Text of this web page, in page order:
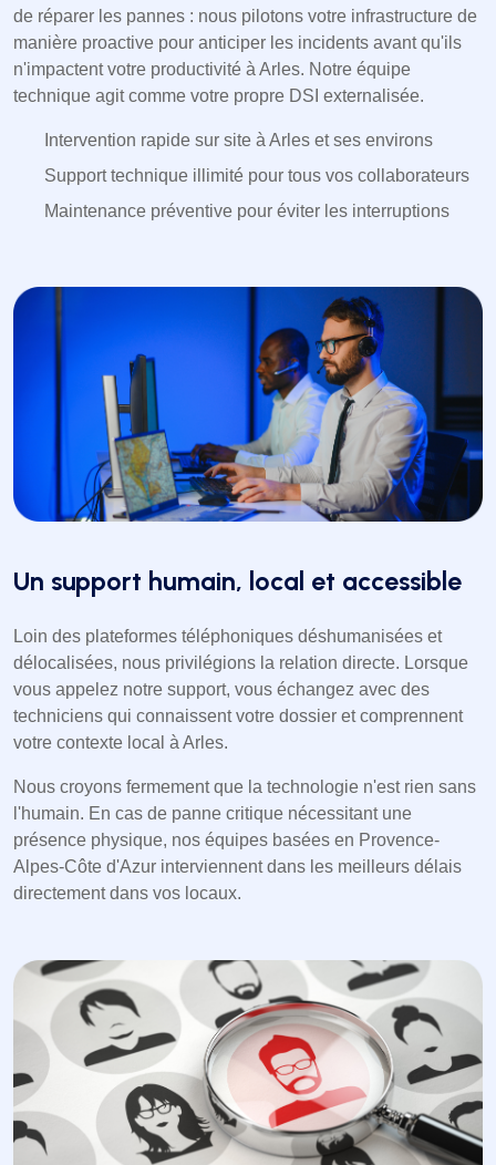
de réparer les pannes : nous pilotons votre infrastructure de
manière proactive pour anticiper les incidents avant qu'ils
n'impactent votre productivité à Arles. Notre équipe
technique agit comme votre propre DSI externalisée.
Intervention rapide sur site à Arles et ses environs
Support technique illimité pour tous vos collaborateurs
Maintenance préventive pour éviter les interruptions
Un support humain, local et accessible
Loin des plateformes téléphoniques déshumanisées et
délocalisées, nous privilégions la relation directe. Lorsque
vous appelez notre support, vous échangez avec des
techniciens qui connaissent votre dossier et comprennent
votre contexte local à Arles.
Nous croyons fermement que la technologie n'est rien sans
l'humain. En cas de panne critique nécessitant une
présence physique, nos équipes basées en Provence-
Alpes-Côte d'Azur interviennent dans les meilleurs délais
directement dans vos locaux.